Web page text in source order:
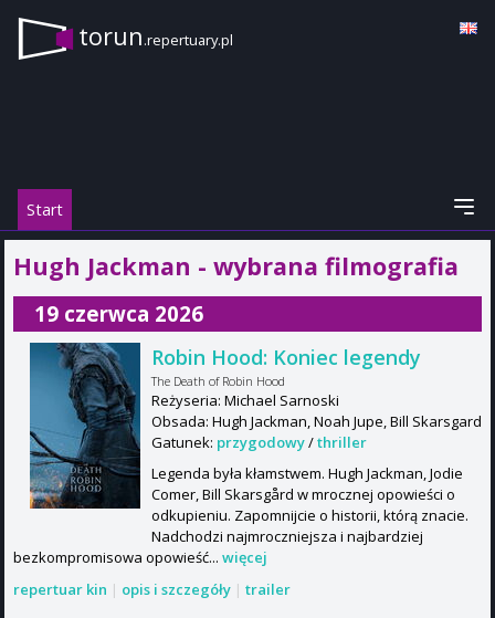
torun.repertuary.pl
Start
Hugh Jackman - wybrana filmografia
19 czerwca 2026
Robin Hood: Koniec legendy
The Death of Robin Hood
Reżyseria: Michael Sarnoski
Obsada: Hugh Jackman, Noah Jupe, Bill Skarsgard
Gatunek: przygodowy/thriller
Legenda była kłamstwem. Hugh Jackman, Jodie
Comer, Bill Skarsgård w mrocznej opowieści o
odkupieniu. Zapomnijcie o historii, którą znacie.
Nadchodzi najmroczniejsza i najbardziej
bezkompromisowa opowieść... więcej
repertuar kin | opis i szczegóły | trailer